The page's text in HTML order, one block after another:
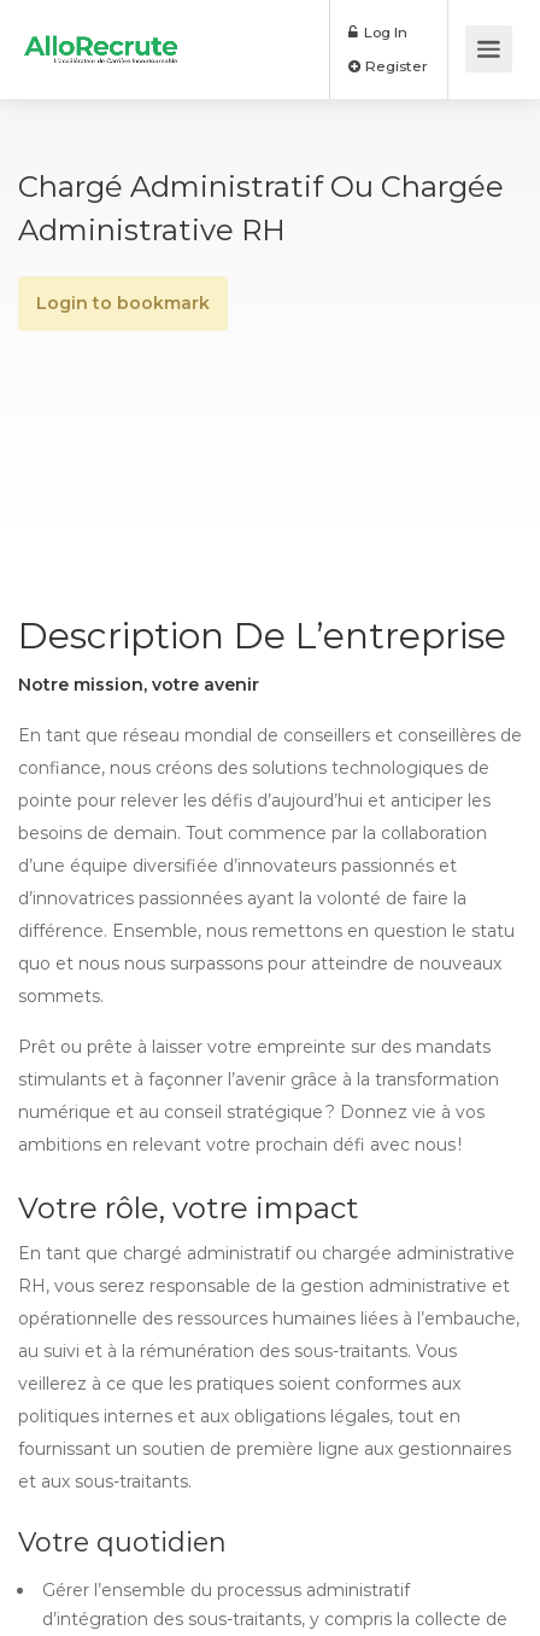
Log In
Chargé Administratif Ou Chargée
Administrative RH
Login to bookmark
Description De L’entreprise
Notre mission, votre avenir
En tant que réseau mondial de conseillers et conseillères de
confiance, nous créons des solutions technologiques de
pointe pour relever les défis d’aujourd’hui et anticiper les
besoins de demain. Tout commence par la collaboration
d’une équipe diversifiée d’innovateurs passionnés et
d’innovatrices passionnées ayant la volonté de faire la
différence. Ensemble, nous remettons en question le statu
quo et nous nous surpassons pour atteindre de nouveaux
sommets.
Prêt ou prête à laisser votre empreinte sur des mandats
stimulants et à façonner l’avenir grâce à la transformation
numérique et au conseil stratégique ? Donnez vie à vos
ambitions en relevant votre prochain défi avec nous !
Votre rôle, votre impact
En tant que chargé administratif ou chargée administrative
RH, vous serez responsable de la gestion administrative et
opérationnelle des ressources humaines liées à l’embauche,
au suivi et à la rémunération des sous-traitants. Vous
veillerez à ce que les pratiques soient conformes aux
politiques internes et aux obligations légales, tout en
fournissant un soutien de première ligne aux gestionnaires
et aux sous-traitants.
Votre quotidien
Gérer l’ensemble du processus administratif
d’intégration des sous-traitants, y compris la collecte de